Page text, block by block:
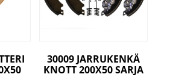
30009 JARRUKENKÄ
KNOTT 200X50 SARJA